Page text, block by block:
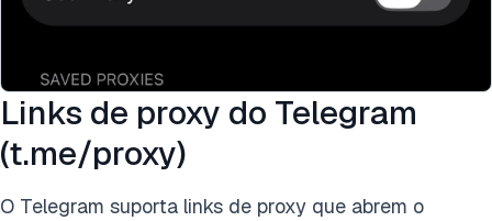
Links de proxy do Telegram
(t.me/proxy)
O Telegram suporta links de proxy que abrem o